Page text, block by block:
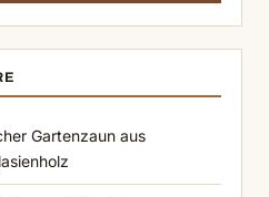
Gartenzaun aus